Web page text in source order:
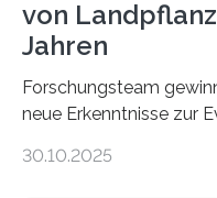
von
Jahren
Forschungsteam
neue Erkenntnisse zur
Landpflanzen zählen
30.10.2025